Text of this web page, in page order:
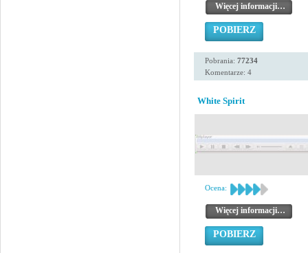
Więcej informacji…
POBIERZ
Pobrania: 77234
Komentarze: 4
White Spirit
Ocena:
Więcej informacji…
POBIERZ